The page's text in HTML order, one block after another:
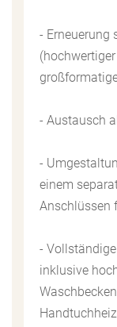
- Erneuerung
- Austausch
-
einem
Anschlüssen
-
inklusive